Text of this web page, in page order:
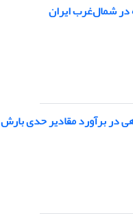
در شمال‌غرب ایران
در برآورد مقادیر حدی بارش